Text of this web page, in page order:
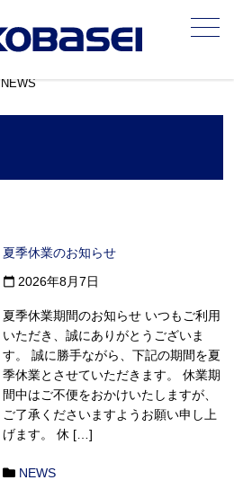
メニュー
NEWS
夏季休業のお知らせ
calendar_today 2026年8月7日
夏季休業期間のお知らせ いつもご利用
いただき、誠にありがとうございま
す。 誠に勝手ながら、下記の期間を夏
季休業とさせていただきます。 休業期
間中はご不便をおかけいたしますが、
ご了承くださいますようお願い申し上
げます。 休 […]
NEWS